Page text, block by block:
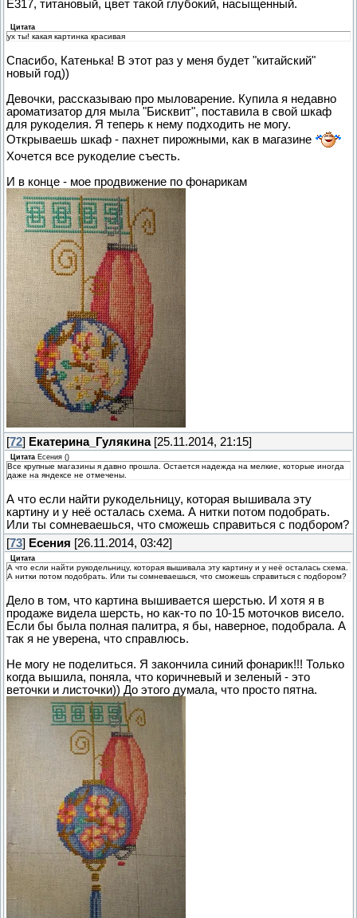
Е317, титановый, цвет такой глубокий, насыщенный.
Цитата
ух ты! какая картинка красивая
Спасибо, Катенька! В этот раз у меня будет "китайский"
новый год))
Девочки, рассказываю про мыловарение. Купила я недавно
ароматизатор для мыла "Бисквит", поставила в свой шкаф
для рукоделия. Я теперь к нему подходить не могу.
Открываешь шкаф - пахнет пирожными, как в магазине
Хочется все рукоделие съесть.
И в конце - мое продвижение по фонарикам
[72] Екатерина_Гулякина[25.11.2014, 21:15]
Цитата Есения ()
Все крупные магазины я давно прошла. Остается надежда на мелкие, которые иногда
даже на яндексе не отмечены.
А что если найти рукодельницу, которая вышивала эту
картину и у неё осталась схема. А нитки потом подобрать.
Или ты сомневаешься, что сможешь справиться с подбором?
[73] Есения [26.11.2014, 03:42]
Цитата
А что если найти рукодельницу, которая вышивала эту картину и у неё осталась схема.
А нитки потом подобрать. Или ты сомневаешься, что сможешь справиться с подбором?
Дело в том, что картина вышивается шерстью. И хотя я в
продаже видела шерсть, но как-то по 10-15 моточков висело.
Если бы была полная палитра, я бы, наверное, подобрала. А
так я не уверена, что справлюсь.
Не могу не поделиться. Я закончила синий фонарик!!! Только
когда вышила, поняла, что коричневый и зеленый - это
веточки и листочки)) До этого думала, что просто пятна.